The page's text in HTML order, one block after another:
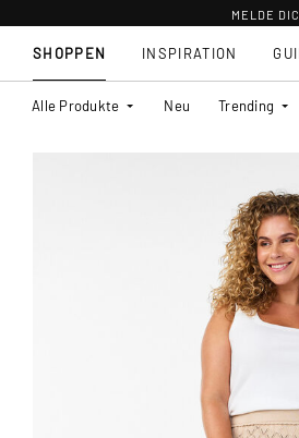
MELDE
SHOPPEN
Alle Produkte Neu Trending
INSPIRATION